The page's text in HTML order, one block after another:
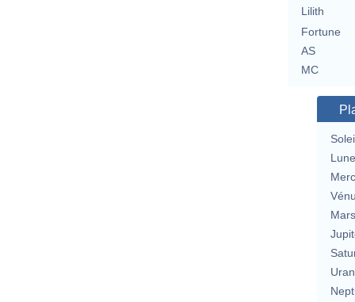
Lilith
Fortune
AS
MC
Lune
Mars